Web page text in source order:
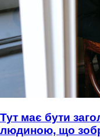
Тут має бути
людиною, що